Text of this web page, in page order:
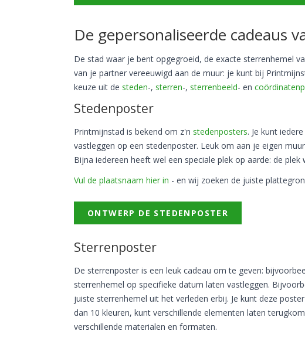
De gepersonaliseerde cadeaus
De stad waar je bent opgegroeid, de exacte sterrenhemel
van je partner vereeuwigd aan de muur: je kunt bij
keuze uit de steden-, sterren-, sterrenbeeld- en
Stedenposter
Printmijnstad is bekend om z'n stedenposters. Je kunt
vastleggen op een stedenposter. Leuk om aan je eigen
Bijna iedereen heeft wel een speciale plek op aarde: de
Vul de plaatsnaam hier in - en wij zoeken de juiste
ONTWERP DE STEDENPOSTER
Sterrenposter
De sterrenposter is een leuk cadeau om te geven:
sterrenhemel op specifieke datum laten vastleggen.
juiste sterrenhemel uit het verleden erbij. Je kunt deze
dan 10 kleuren, kunt verschillende elementen laten
verschillende materialen en formaten.